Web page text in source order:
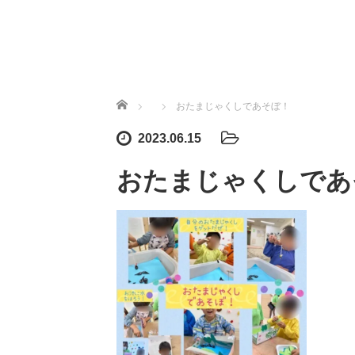
ホーム おたまじゃくしであそぼ！
2023.06.15
おたまじゃくしで